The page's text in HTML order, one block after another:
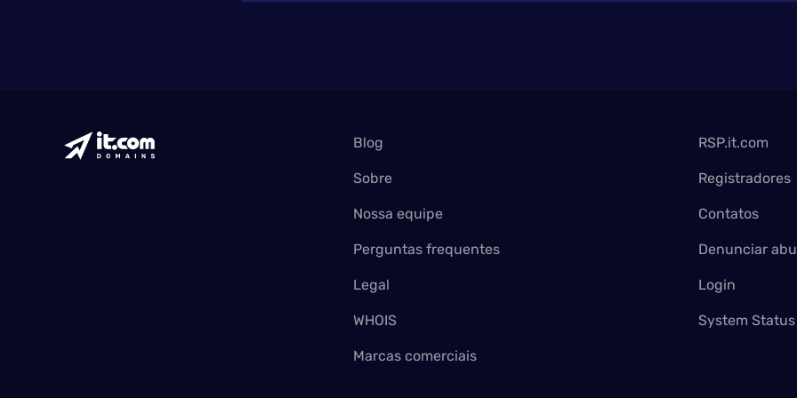
Blog
Sobre
Nossa equipe
Perguntas frequentes
Legal
WHOIS
Marcas comerciais
RSP.it.com
Registradores
Contatos
Denunciar
Login
System Status